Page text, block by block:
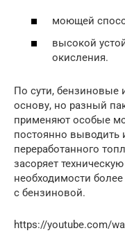
моющей
высокой
окисления.
По сути, бензиновые
основу, но разный
применяют особые
постоянно выводить
переработанного
засоряет
необходимости
с бензиновой.
https://youtube.com/